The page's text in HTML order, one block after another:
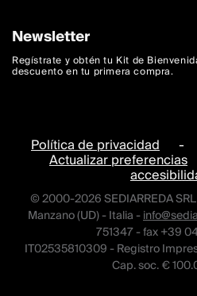
Newsletter
Regístrate y obtén tu Kit de
descuento en tu primera compra.
Política de privacidad -
Actualizar preferencias
© 2000-2026 SEDIARREDA
Manzano (UD) - Italia -
751347 - fax +39
IT02535810309 - Registro
Cap. soc. €